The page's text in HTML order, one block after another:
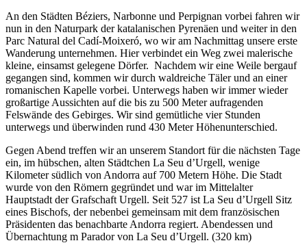
An den Städten Béziers, Narbonne und Perpignan vorbei fahren wir
nun in den Naturpark der katalanischen Pyrenäen und weiter in den
Parc Natural del Cadí-Moixeró, wo wir am Nachmittag unsere erste
Wanderung unternehmen. Hier verbindet ein Weg zwei malerische
kleine, einsamst gelegene Dörfer. Nachdem wir eine Weile bergauf
gegangen sind, kommen wir durch waldreiche Täler und an einer
romanischen Kapelle vorbei. Unterwegs haben wir immer wieder
großartige Aussichten auf die bis zu 500 Meter aufragenden
Felswände des Gebirges. Wir sind gemütliche vier Stunden
unterwegs und überwinden rund 430 Meter Höhenunterschied.
Gegen Abend treffen wir an unserem Standort für die nächsten Tage
ein, im hübschen, alten Städtchen La Seu d’Urgell, wenige
Kilometer südlich von Andorra auf 700 Metern Höhe. Die Stadt
wurde von den Römern gegründet und war im Mittelalter
Hauptstadt der Grafschaft Urgell. Seit 527 ist La Seu d’Urgell Sitz
eines Bischofs, der nebenbei gemeinsam mit dem französischen
Präsidenten das benachbarte Andorra regiert. Abendessen und
Übernachtung m Parador von La Seu d’Urgell. (320 km)